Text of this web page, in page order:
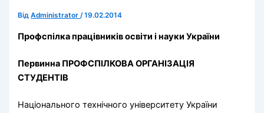
ВідAdministrator/19.02.2014
Профспілка працівників освіти і науки України
Первинна ПРОФСПІЛКОВА ОРГАНІЗАЦІЯ
СТУДЕНТІВ
Національного технічного університету України